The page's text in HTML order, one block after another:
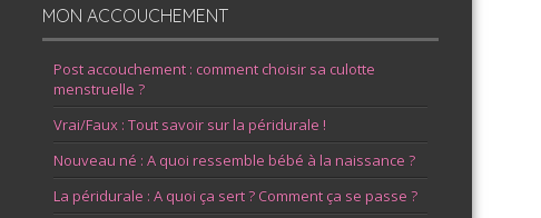
MON ACCOUCHEMENT
Post accouchement : comment choisir sa culotte
menstruelle ?
Vrai/Faux : Tout savoir sur la péridurale !
Nouveau né : A quoi ressemble bébé à la naissance ?
La péridurale : A quoi ça sert ? Comment ça se passe ?